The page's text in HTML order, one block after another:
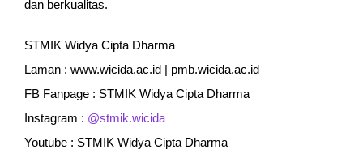
dan berkualitas.
STMIK Widya Cipta Dharma
Laman : www.wicida.ac.id | pmb.wicida.ac.id
FB Fanpage : STMIK Widya Cipta Dharma
Instagram : @stmik.wicida
Youtube : STMIK Widya Cipta Dharma